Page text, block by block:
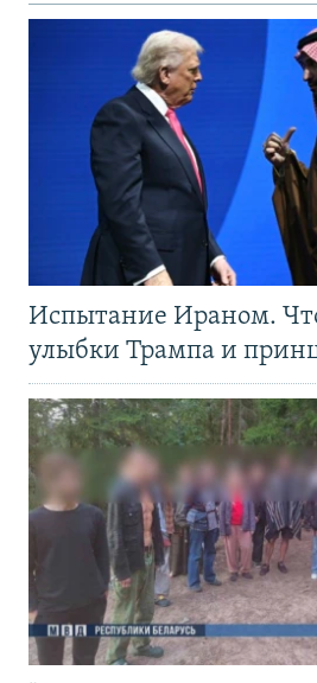
Испытание Ираном.
улыбки Трампа и